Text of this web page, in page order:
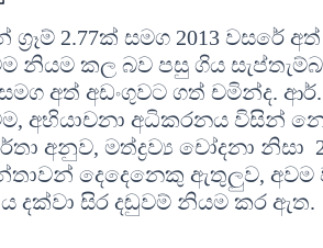
2.77ක් සමග 2013 වසරේ
නියම කල බව පසු ගිය
සමග අත් අඩංගුවට ගත් චමින්ද.
අභියාචනා අධිකරනය විසින්
අනුව, මත්ද්‍රව්‍ය චෝදනා
දෙදෙනෙකු ඇතුලුව,
දක්වා සිර දඬුවම් නියම කර ඇත.